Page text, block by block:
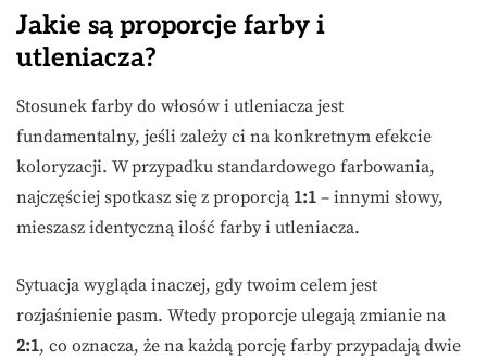
Jakie są proporcje farby i
utleniacza?
Stosunek farby do włosów i utleniacza jest
fundamentalny, jeśli zależy ci na konkretnym efekcie
koloryzacji. W przypadku standardowego farbowania,
najczęściej spotkasz się z proporcją 1:1 – innymi słowy,
mieszasz identyczną ilość farby i utleniacza.
Sytuacja wygląda inaczej, gdy twoim celem jest
rozjaśnienie pasm. Wtedy proporcje ulegają zmianie na
2:1, co oznacza, że na każdą porcję farby przypadają dwie